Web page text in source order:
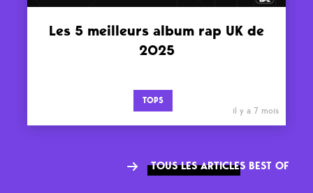
Les 5 meilleurs album rap UK de
2025
TOPS
il y a 7 mois
TOUS LES ARTICLES BEST OF